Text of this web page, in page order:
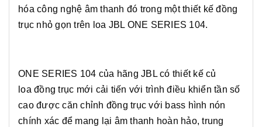
hóa công nghệ âm thanh đó trong một thiết kế đồng
trục nhỏ gọn trên loa JBL ONE SERIES 104.
ONE SERIES 104 của hãng JBL có thiết kế củ
loa đồng trục mới cải tiến với trình điều khiển tần số
cao được căn chỉnh đồng trục với bass hình nón
chính xác để mang lại âm thanh hoàn hảo, trung